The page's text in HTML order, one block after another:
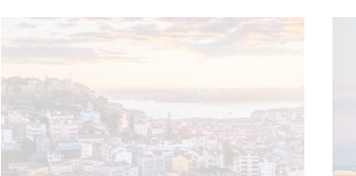
Te aseguramos que después de recorrer todas
cerveza tradicional estarás sin palabras. Así que
escápate a conocer Praga, en el corazón de Europa
¡Sólo disfruta!